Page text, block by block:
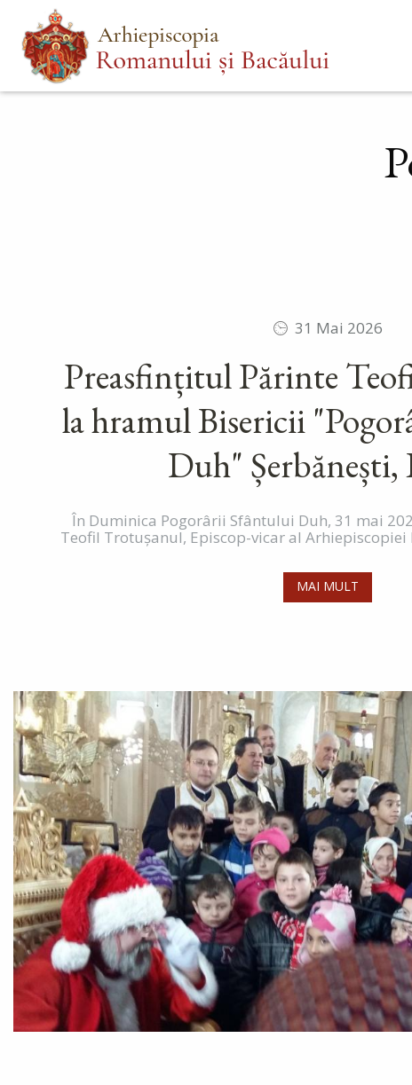
Mergi
conţinutul
principal
Main
menu
31 Mai 2026
Preasfințitul Părinte
la hramul Bisericii
Duh" Șerbănești,
În Duminica Pogorârii Sfântului Duh, 31 mai
Teofil Trotușanul, Episcop-vicar al Arhiepiscopiei
MAI MULT